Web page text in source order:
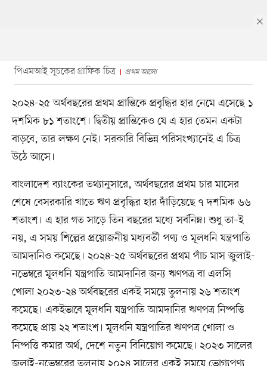
পিএমআই সূচকের গ্রাফিক চিত্র প্রথম আলো
২০২৪-২৫ অর্থবছরের প্রথম প্রান্তিকে প্রবৃদ্ধির হার নেমে এসেছে ১
দশমিক ৮১ শতাংশে। দ্বিতীয় প্রান্তিকেও যে এ হার তেমন একটা
বাড়বে, তার লক্ষণ নেই। সরকারি বিভিন্ন পরিসংখ্যানেই এ চিত্র
উঠে আসে।
বাংলাদেশ ব্যাংকের তথ্যানুসারে, অর্থবছরের প্রথম চার মাসের
শেষে বেসরকারি খাতে ঋণ প্রবৃদ্ধির হার দাঁড়িয়েছে ৭ দশমিক ৬৬
শতাংশ। এ হার গত সাড়ে তিন বছরের মধ্যে সর্বনিম্ন। শুধু তা–ই
নয়, এ সময় শিল্পের প্রয়োজনীয় মধ্যবর্তী পণ্য ও মূলধনি যন্ত্রপাতি
আমদানিও কমেছে। ২০২৪-২৫ অর্থবছরের প্রথম পাঁচ মাস জুলাই-
নভেম্বরে মূলধনি যন্ত্রপাতি আমদানির জন্য ঋণপত্র বা এলসি
খোলা ২০২৩-২৪ অর্থবছরের একই সময়ে তুলনায় ২৬ শতাংশ
কমেছে। একইভাবে মূলধনি যন্ত্রপাতি আমদানির ঋণপত্র নিষ্পত্তি
কমেছে প্রায় ২২ শতাংশ। মূলধনি যন্ত্রপাতির ঋণপত্র খোলা ও
নিষ্পত্তি কমার অর্থ, দেশে নতুন বিনিয়োগ কমেছে। ২০২৩ সালের